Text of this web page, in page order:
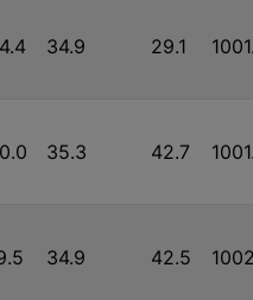
34.9 29.1
35.3 42.7
34.9 42.5